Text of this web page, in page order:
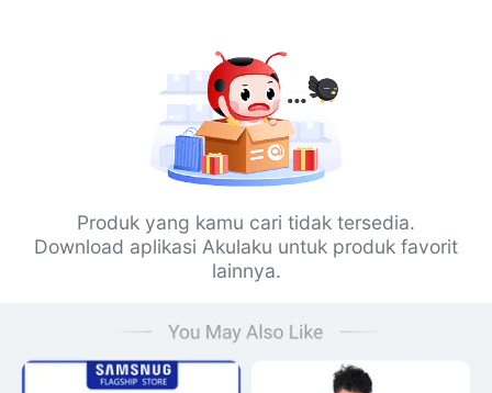
Produk yang kamu cari tidak tersedia.
Download aplikasi Akulaku untuk produk favorit
lainnya.